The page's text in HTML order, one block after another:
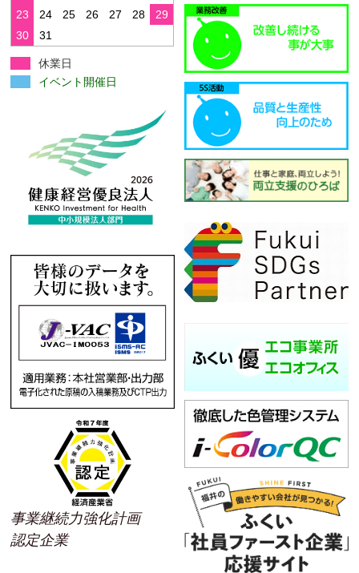
23
24 25 26 27 28
29
30
31
休業日
イベント開催日
事業継続力強化計画
認定企業